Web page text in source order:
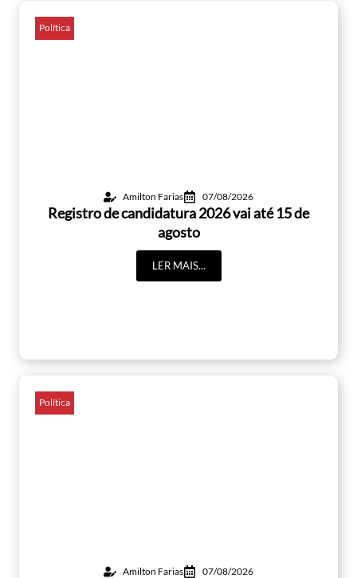
Política
Amilton Farias 07/08/2026
Registro de candidatura 2026 vai até 15 de
agosto
LER MAIS...
Política
Amilton Farias 07/08/2026